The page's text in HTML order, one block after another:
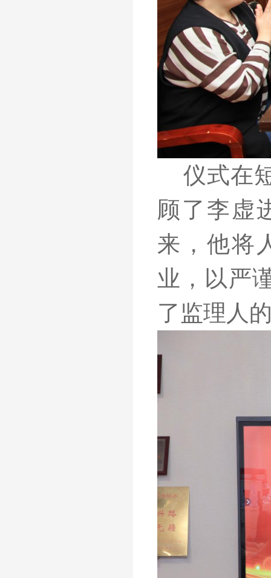
仪式在
顾了 李虚
来 ，他将
业， 以 严
了 监理 人